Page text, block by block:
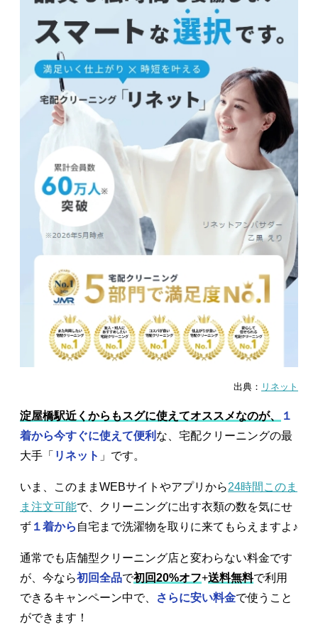
出典： リネット
淀屋橋駅近くからもスグに使えてオススメなのが、
１
着から今すぐに使えて便利 な、宅配クリーニングの最
大手「 リネット 」です。
いま、このままWEBサイトやアプリから24時間このま
ま注文可能で、クリーニングに出す衣類の数を気にせ
ず １着から 自宅まで洗濯物を取りに来てもらえますよ♪
通常でも店舗型クリーニング店と変わらない料金です
が、今なら初回全品で初回20%オフ+送料無料で利用
できるキャンペーン中で、
さらに安い料金で使うこと
ができます！